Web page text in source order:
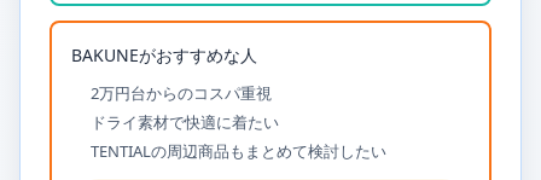
BAKUNEがおすすめな人
2万円台からのコスパ重視
ドライ素材で快適に着たい
TENTIALの周辺商品もまとめて検討したい